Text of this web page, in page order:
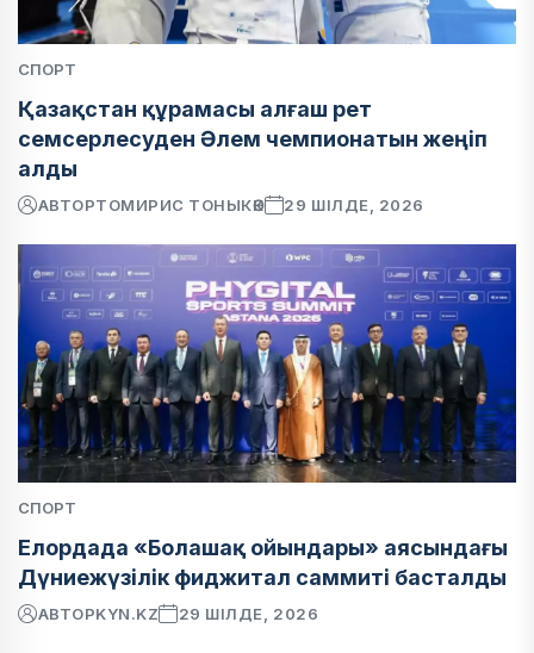
СПОРТ
Қазақстан құрамасы алғаш рет
семсерлесуден Әлем чемпионатын жеңіп
алды
АВТОРТОМИРИС ТОНЫКӨК 29 ШІЛДЕ, 2026
СПОРТ
Елордада «Болашақ ойындары» аясындағы
Дүниежүзілік фиджитал саммиті басталды
АВТОРKYN.KZ 29 ШІЛДЕ, 2026